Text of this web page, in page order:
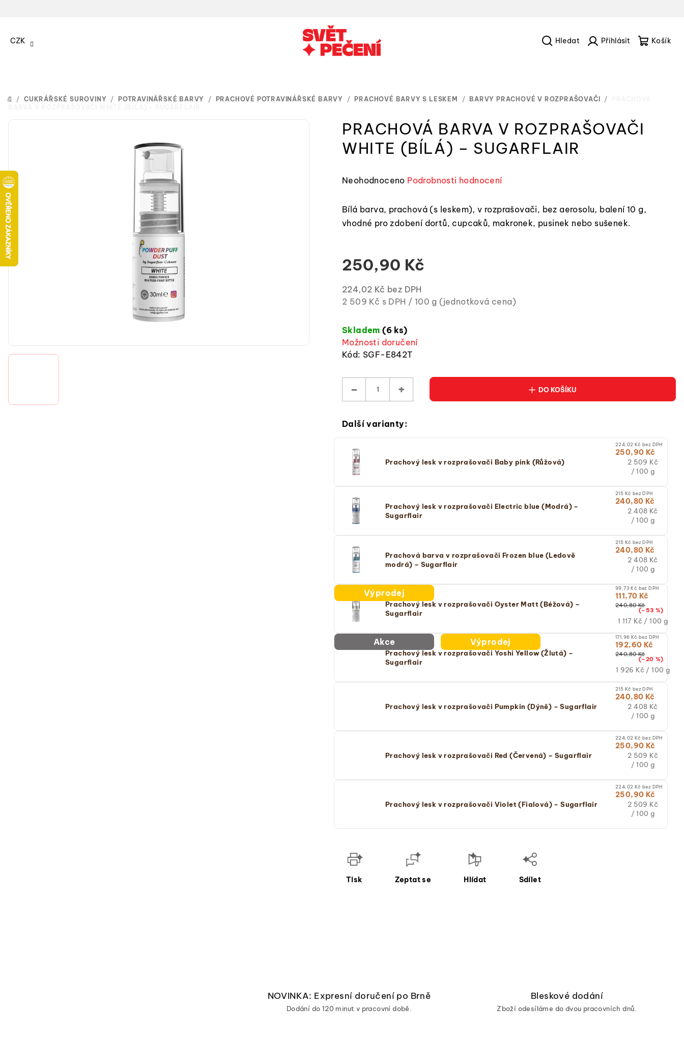
CZK
DOMŮ
/ CUKRÁŘSKÉ SUROVINY / POTRAVINÁŘSKÉ BARVY / PRACHOVÉ POTRAVINÁŘSKÉ BARVY / PRACHOVÉ BARVY S LESKEM / BARVY PRACHOVÉ V ROZPRAŠOVAČI /
PRACHOVÁ BARVA V ROZPRAŠOVAČI
WHITE (BÍLÁ) – SUGARFLAIR
Průměrné
produktu
0,0
hvězdiček.
Neohodnoceno Podrobnosti hodnocení
Bílá barva, prachová (s leskem), v rozprašovači, bez aerosolu, balení 10 g,
vhodné pro zdobení dortů, cupcaků, makronek, pusinek nebo sušenek.
250,90 Kč
224,02 Kč bez DPH
Měrná
(jednotková
cena)
2 509 Kč s DPH / 100 g (jednotková cena)
Skladem(6 ks)
Možnosti doručení
Kód: SGF-E842T
+
− DO KOŠÍKU
Další varianty:
Prachový lesk v rozprašovači Baby pink (Růžová)
224,02 Kč bez DPH
250,90 Kč
Měrná
cena:
2 509 Kč
/ 100 g
Prachový lesk v rozprašovači Electric blue (Modrá) –
Sugarflair
215 Kč bez DPH
240,80 Kč
Měrná
cena:
2 408 Kč
/ 100 g
Prachová barva v rozprašovači Frozen blue (Ledově
modrá) – Sugarflair
215 Kč bez DPH
240,80 Kč
Měrná
cena:
cena)
2 408 Kč
/ 100 g
Výprodej
Prachový lesk v rozprašovači Oyster Matt (Béžová) –
Sugarflair
99,73 Kč bez DPH
111,70 Kč
240,80 Kč
(–53 %)
Měrná
(jednotková
cena)
1 117 Kč / 100 g
Akce Výprodej
Prachový lesk v rozprašovači Yoshi Yellow (Žlutá) –
Sugarflair
171,96 Kč bez DPH
192,60 Kč
240,80 Kč
(–20 %)
Měrná
(jednotková
cena)
1 926 Kč / 100 g
Prachový lesk v rozprašovači Pumpkin (Dýně) – Sugarflair
215 Kč bez DPH
240,80 Kč
Měrná
cena:
2 408 Kč
/ 100 g
Prachový lesk v rozprašovači Red (Červená) – Sugarflair
224,02 Kč bez DPH
250,90 Kč
Měrná
cena:
2 509 Kč
/ 100 g
Prachový lesk v rozprašovači Violet (Fialová) – Sugarflair
224,02 Kč bez DPH
250,90 Kč
Měrná
cena:
2 509 Kč
/ 100 g
Tisk Zeptat se Hlídat Sdílet
NOVINKA: Expresní doručení po Brně
Dodání do 120 minut v pracovní době.
Bleskové dodání
Zboží odesíláme do dvou pracovních dnů.